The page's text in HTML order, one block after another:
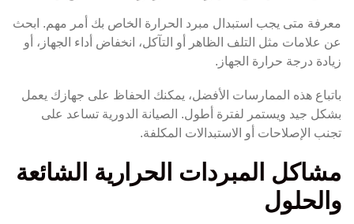
معرفة متى يجب استبدال مبرد الحرارة الخاص بك أمر مهم. ابحث
عن علامات مثل التلف الظاهر أو التآكل، انخفاض أداء الجهاز، أو
زيادة درجة حرارة الجهاز.
باتباع هذه الممارسات الأفضل، يمكنك الحفاظ على جهازك يعمل
بشكل جيد ويستمر لفترة أطول. الصيانة الدورية تساعد على
تجنب الإصلاحات أو الاستبدالات المكلفة.
مشاكل المبردات الحرارية الشائعة
والحلول